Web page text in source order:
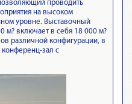
проводить
на высоком
уровне. Выставочный
м? включает в себя 18 000 м?
различной конфигурации, в
зал с